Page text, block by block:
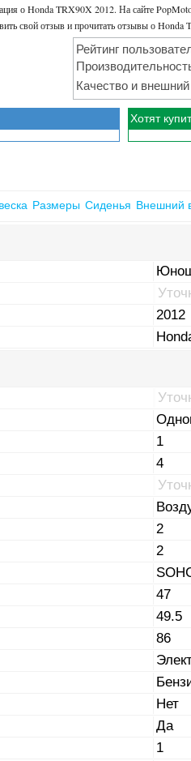
о Honda TRX90X 2012. На сайте
свой отзыв и прочитать отзывы о
Рейтинг
Качество и
Хотят
Размеры Сиденья Внешний
2012
1
4
2
2
47
49.5
86
Нет
Да
1